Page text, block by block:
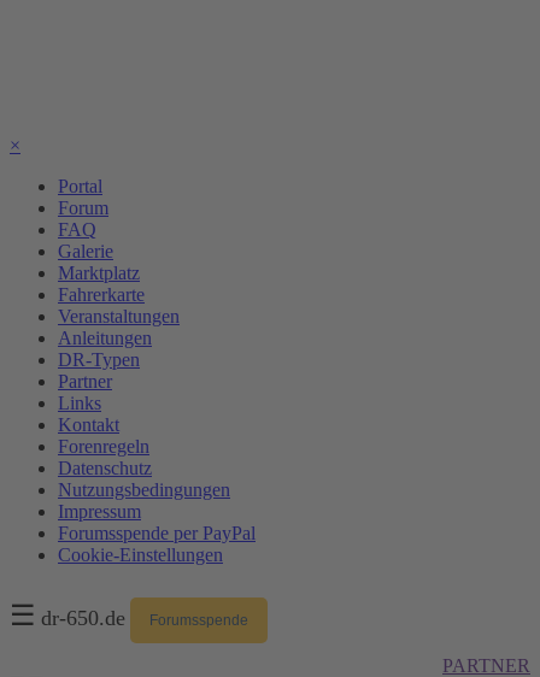
×
Portal
Forum
FAQ
Galerie
Marktplatz
Fahrerkarte
Veranstaltungen
Anleitungen
DR-Typen
Partner
Links
Kontakt
Forenregeln
Datenschutz
Nutzungsbedingungen
Impressum
Forumsspende per PayPal
Cookie-Einstellungen
☰ dr-650.de Forumsspende
PARTNER